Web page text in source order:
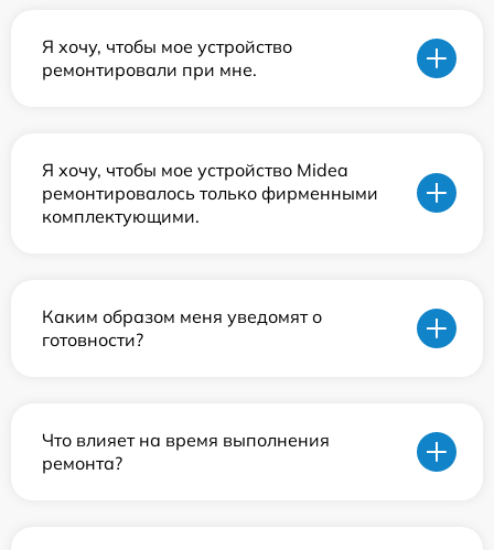
Я хочу, чтобы мое устройство
ремонтировали при мне.
Я хочу, чтобы мое устройство Midea
ремонтировалось только фирменными
комплектующими.
Каким образом меня уведомят о
готовности?
Что влияет на время выполнения
ремонта?